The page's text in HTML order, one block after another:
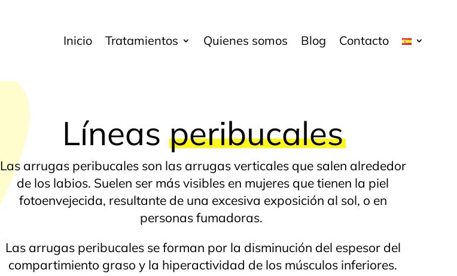
Inicio Tratamientos Quienes somos Blog Contacto
Líneasperibucales
Las arrugas peribucales son las arrugas verticales que salen alrededor
de los labios. Suelen ser más visibles en mujeres que tienen la piel
fotoenvejecida, resultante de una excesiva exposición al sol, o en
personas fumadoras.
Las arrugas peribucales se forman por la disminución del espesor del
compartimiento graso y la hiperactividad de los músculos inferiores.